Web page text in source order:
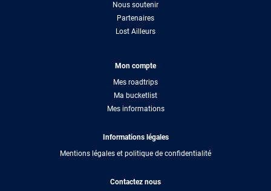
Nous soutenir
Partenaires
Lost Ailleurs
Mon compte
Mes roadtrips
Ma bucketlist
Mes informations
Informations légales
Mentions légales et politique de confidentialité
Contactez nous